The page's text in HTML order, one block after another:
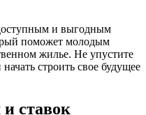
и выгодным
поможет молодым
жилье. Не упустите
строить свое будущее
ставок